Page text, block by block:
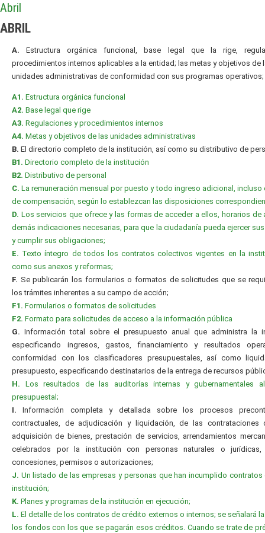
Abril
ABRIL
A. Estructura orgánica funcional, base legal que la rige,
procedimientos internos aplicables a la entidad; las metas y objetivos de
unidades administrativas de conformidad con sus programas operativos;
A1. Estructura orgánica funcional
A2. Base legal que rige
A3. Regulaciones y procedimientos internos
A4. Metas y objetivos de las unidades administrativas
B. El directorio completo de la institución, así como su distributivo de
B1. Directorio completo de la institución
B2. Distributivo de personal
C. La remuneración mensual por puesto y todo ingreso adicional, incluso
de compensación, según lo establezcan las disposiciones
D. Los servicios que ofrece y las formas de acceder a ellos, horarios de
demás indicaciones necesarias, para que la ciudadanía pueda ejercer
y cumplir sus obligaciones;
E. Texto íntegro de todos los contratos colectivos vigentes en la
como sus anexos y reformas;
F. Se publicarán los formularios o formatos de solicitudes que se
los trámites inherentes a su campo de acción;
F1. Formularios o formatos de solicitudes
F2. Formato para solicitudes de acceso a la información pública
G. Información total sobre el presupuesto anual que administra la
especificando ingresos, gastos, financiamiento y resultados
conformidad con los clasificadores presupuestales, así como
presupuesto, especificando destinatarios de la entrega de recursos
H. Los resultados de las auditorías internas y gubernamentales
presupuestal;
I. Información completa y detallada sobre los procesos
contractuales, de adjudicación y liquidación, de las contrataciones
adquisición de bienes, prestación de servicios, arrendamientos
celebrados por la institución con personas naturales o jurídicas,
concesiones, permisos o autorizaciones;
J. Un listado de las empresas y personas que han incumplido contratos
institución;
K. Planes y programas de la institución en ejecución;
L. El detalle de los contratos de crédito externos o internos; se señalará
los fondos con los que se pagarán esos créditos. Cuando se trate de